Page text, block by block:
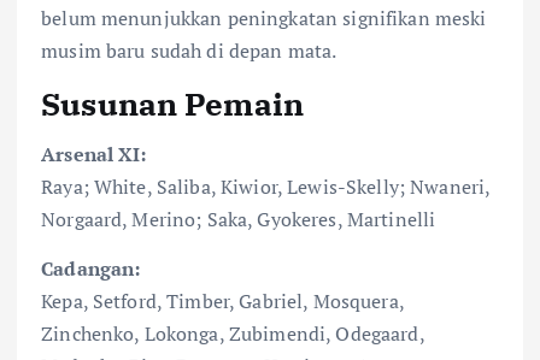
belum menunjukkan peningkatan signifikan meski
musim baru sudah di depan mata.
Susunan Pemain
Arsenal XI:
Raya; White, Saliba, Kiwior, Lewis-Skelly; Nwaneri,
Norgaard, Merino; Saka, Gyokeres, Martinelli
Cadangan:
Kepa, Setford, Timber, Gabriel, Mosquera,
Zinchenko, Lokonga, Zubimendi, Odegaard,